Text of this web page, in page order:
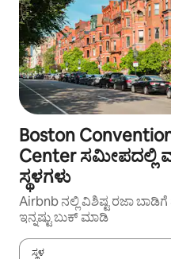
Boston
Center ಸಮೀಪದಲ್ಲಿ
ಸ್ಥಳಗಳು
Airbnb ನಲ್ಲಿ ವಿಶಿಷ್ಟ ರಜಾ ಬಾಡಿಗೆ
ಇನ್ನಷ್ಟು ಬುಕ್ ಮಾಡಿ
ಸ್ಥಳ